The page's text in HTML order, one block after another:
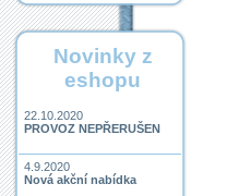
Novinky z
eshopu
22.10.2020
PROVOZ NEPŘERUŠEN
4.9.2020
Nová akční nabídka